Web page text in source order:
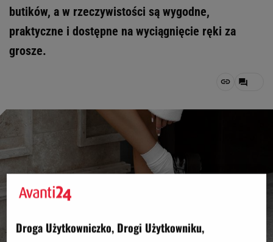
butików, a w rzeczywistości są wygodne,
praktyczne i dostępne na wyciągnięcie ręki za
grosze.
Droga Użytkowniczko, Drogi Użytkowniku,